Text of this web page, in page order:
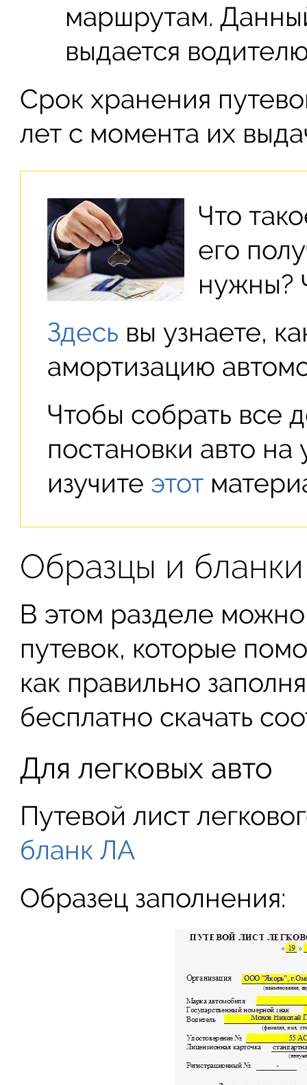
маршрутам.
выдается
Срок хранения
лет с момента их
Что
его
нужны?
Здесь вы узнаете,
амортизацию
Чтобы собрать все
постановки авто на
изучите этот
Образцы и бланки
В этом разделе
путевок, которые
как правильно
бесплатно скачать
Для легковых авто
Путевой лист
бланк ЛА
Образец заполнения: